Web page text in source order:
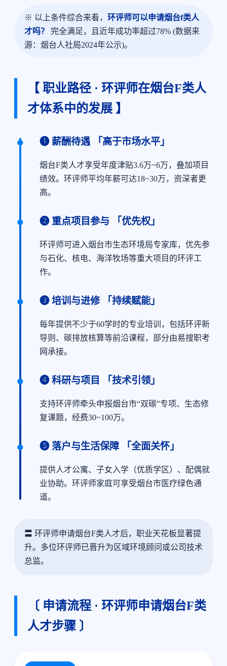
※ 以上条件综合来看， 环评师可以申请烟台f类人
才吗？
完全满足，且近年成功率超过78% (数据来
源：烟台人社局2024年公示)。
【 职业路径 · 环评师在烟台F类人
才体系中的发展 】
❶ 薪酬待遇 「高于市场水平」
烟台F类人才享受年度津贴3.6万~6万，叠加项目
绩效。环评师平均年薪可达18~30万，资深者更
高。
❷ 重点项目参与 「优先权」
环评师可进入烟台市生态环境局专家库，优先参
与石化、核电、海洋牧场等重大项目的环评工
作。
❸ 培训与进修 「持续赋能」
每年提供不少于60学时的专业培训，包括环评新
导则、碳排放核算等前沿课程，部分由易搜职考
网承接。
❹ 科研与项目 「技术引领」
支持环评师牵头申报烟台市“双碳”专项、生态修
复课题，经费30~100万。
❺ 落户与生活保障 「全面关怀」
提供人才公寓、子女入学（优质学区）、配偶就
业协助。环评师家庭可享受烟台市医疗绿色通
道。
〓 环评师申请烟台F类人才后，职业天花板显著提
升。多位环评师已晋升为区域环境顾问或公司技术
总监。
〔 申请流程 · 环评师申请烟台F类
人才步骤 〕